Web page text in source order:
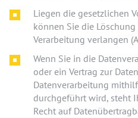
Liegen die gesetzlichen
können Sie die
Verarbeitung verlangen
Wenn Sie in die
oder ein Vertrag zur
Datenverarbeitung
durchgeführt wird, steht
Recht auf